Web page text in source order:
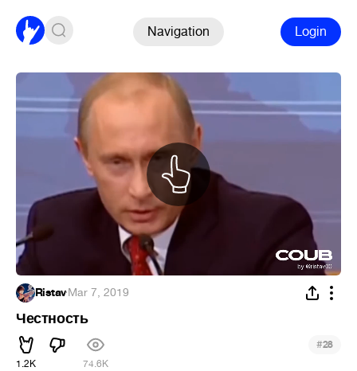
Navigation Login
Ristav·Mar 7, 2019
Честность
1.2K 74.6K
#28